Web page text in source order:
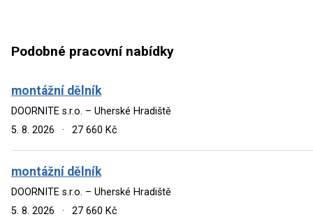
Podobné pracovní nabídky
montážní dělník
DOORNITE s.r.o. – Uherské Hradiště
5. 8. 2026
· 27 660 Kč
montážní dělník
DOORNITE s.r.o. – Uherské Hradiště
5. 8. 2026
· 27 660 Kč